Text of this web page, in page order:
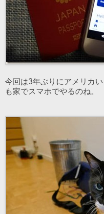
今回は3年ぶりにアメリカ
も家でスマホでやるのね。